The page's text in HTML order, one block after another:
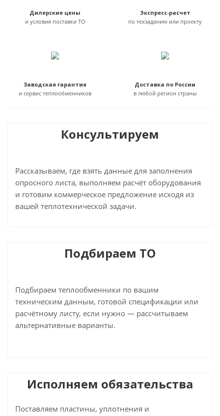
Дилерские цены
и условия поставки ТО
Экспресс-расчет
по техзаданию или проекту
Заводская гарантия
и сервис теплообменников
Доставка по России
в любой регион страны
Консультируем
Рассказываем, где взять данные для заполнения
опросного листа, выполняем расчёт оборудования
и готовим коммерческое предложение исходя из
вашей теплотехнической задачи.
Подбираем ТО
Подбираем теплообменники по вашим
техническим данным, готовой спецификации или
расчётному листу, если нужно — рассчитываем
альтернативные варианты.
Исполняем обязательства
Поставляем пластины, уплотнения и